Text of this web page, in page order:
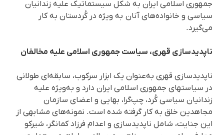
جمهوری اسلامی ایران به شکل سیستماتیک علیه زندانیان
سیاسی و خانوادە‌های آنان به ویژه در کُردستان به کار
می‌گیرد.
ناپدیدسازی قهری، سیاست جمهوری اسلامی علیه مخالفان
ناپدیدسازی قهری به‌عنوان یک ابزار سرکوب، سابقه‌ای طولانی
در سیاستهای جمهوری اسلامی ایران دارد و به‌ویژه علیه
زندانیان سیاسی کُرد، چپ‌گرا، بهایی و اعضای سازمان
مجاهدین خلق به کار گرفته شده است. نمونه‌های مشابهی از
این جنایت، شامل ناپدیدسازی و اعدام فرزاد کمانگر، شیرکو